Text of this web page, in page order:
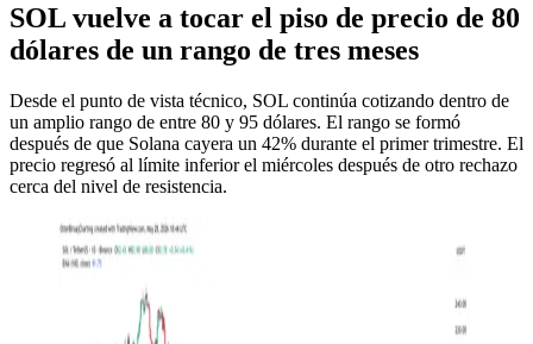
SOL vuelve a tocar el piso de precio de 80
dólares de un rango de tres meses
Desde el punto de vista técnico, SOL continúa cotizando dentro de
un amplio rango de entre 80 y 95 dólares. El rango se formó
después de que Solana cayera un 42% durante el primer trimestre. El
precio regresó al límite inferior el miércoles después de otro rechazo
cerca del nivel de resistencia.